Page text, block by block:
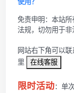
免责申明：本站
法规，切勿用于非
网站右下角可以
里 在线客服
限时活动：单